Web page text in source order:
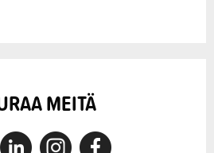
MEITÄ
LinkedinInstagramFacebook